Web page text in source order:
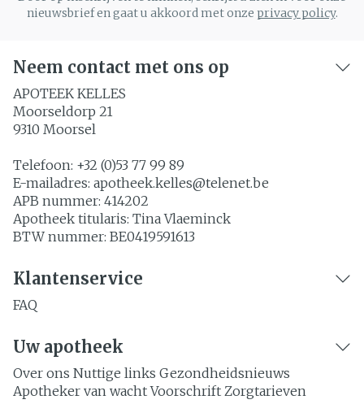
nieuwsbrief en gaat u akkoord met onze privacy policy.
Neem contact met ons op
APOTEEK KELLES
Moorseldorp 21
9310 Moorsel
Telefoon: +32 (0)53 77 99 89
E-mailadres: apotheek.kelles@telenet.be
APB nummer: 414202
Apotheek titularis: Tina Vlaeminck
BTW nummer: BE0419591613
Klantenservice
FAQ
Uw apotheek
Over ons Nuttige links Gezondheidsnieuws
Apotheker van wacht Voorschrift Zorgtarieven